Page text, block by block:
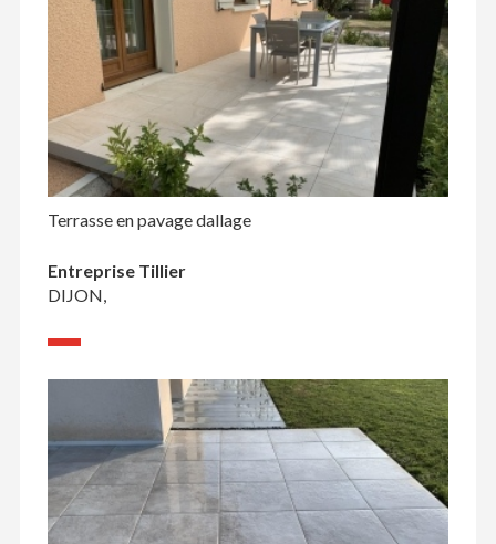
Terrasse en pavage dallage
Entreprise Tillier
DIJON,